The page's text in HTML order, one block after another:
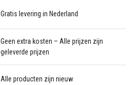
Gratis levering in Nederland
Geen extra kosten – Alle prijzen zijn
geleverde prijzen
Alle producten zijn nieuw